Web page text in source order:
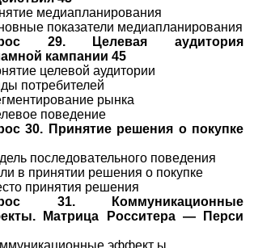
медиапланирования
показатели медиапланирования
29. Целевая аудитория
кампании 45
целевой аудитории
потребителей
рынка
поведение
30. Принятие решения о покупке
последовательного поведения
в принятии решения о покупке
принятия решения
31. Коммуникационные
Матрица Росситера — Перси
эффект ы